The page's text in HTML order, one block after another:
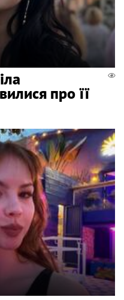
про її